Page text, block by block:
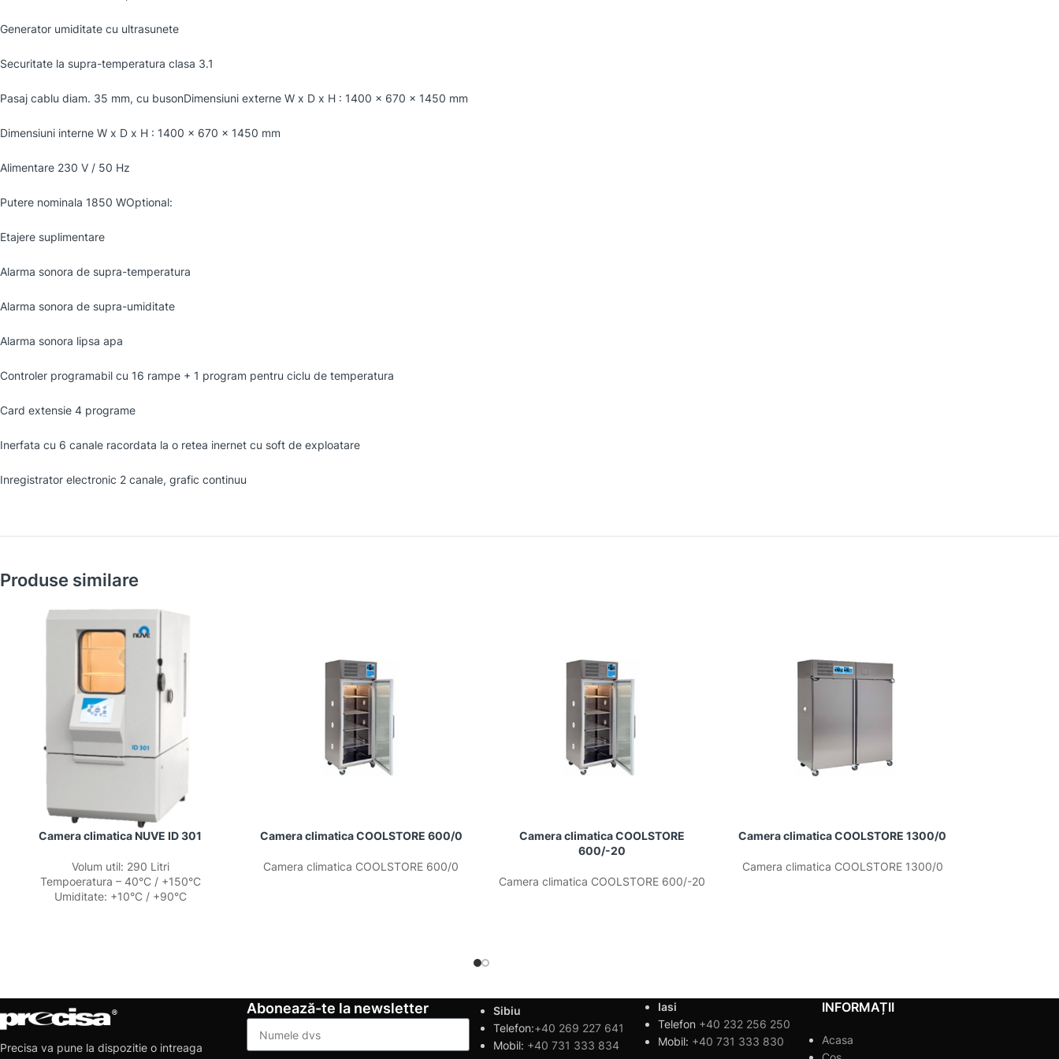
Generator umiditate cu ultrasunete
Securitate la supra-temperatura clasa 3.1
Pasaj cablu diam. 35 mm, cu busonDimensiuni externe W x D x H : 1400 x 670 x 1450 mm
Dimensiuni interne W x D x H : 1400 x 670 x 1450 mm
Alimentare 230 V / 50 Hz
Putere nominala 1850 WOptional:
Etajere suplimentare
Alarma sonora de supra-temperatura
Alarma sonora de supra-umiditate
Alarma sonora lipsa apa
Controler programabil cu 16 rampe + 1 program pentru ciclu de temperatura
Card extensie 4 programe
Inerfata cu 6 canale racordata la o retea inernet cu soft de exploatare
Inregistrator electronic 2 canale, grafic continuu
Produse similare
Camera climatica NUVE ID 301
Volum util: 290 Litri
Tempoeratura – 40°C / +150°C
Umiditate: +10°C / +90°C
Camera climatica COOLSTORE 600/0
Camera climatica COOLSTORE 600/0
Camera climatica COOLSTORE
600/-20
Camera climatica COOLSTORE 600/-20
Camera climatica COOLSTORE 1300/0
Camera climatica COOLSTORE 1300/0
Precisa va pune la dispozitie o intreaga
Abonează-te la newsletter
Sibiu
Telefon:+40 269 227 641
Mobil: +40 731 333 834
Iasi
Telefon +40 232 256 250
Mobil: +40 731 333 830
INFORMAȚII
Acasa